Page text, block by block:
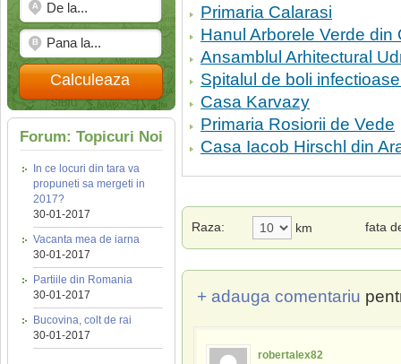
Calculeaza
Forum: Topicuri Noi
In ce locuri din tara va
propuneti sa mergeti in
2017?
30-01-2017
Vacanta mea de iarna
30-01-2017
Partiile din Romania
30-01-2017
Bucovina, colt de rai
30-01-2017
Primaria Calarasi
Hanul Arborele Verde din
Ansamblul Arhitectural
Spitalul de boli
Casa Karvazy
Primaria Rosiorii de Vede
Casa Iacob Hirschl din
Raza: km fata
+ adauga comentariu
robertalex82